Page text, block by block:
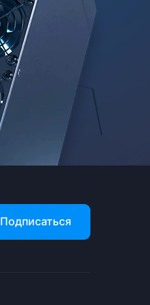
Подписаться